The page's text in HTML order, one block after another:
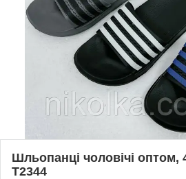
Шльопанці чоловічі оптом,
T2344